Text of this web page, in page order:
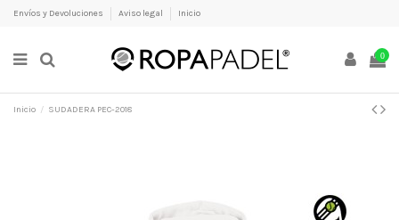
Envíos y Devoluciones Aviso legal Inicio
0
Inicio SUDADERA PEC-2018